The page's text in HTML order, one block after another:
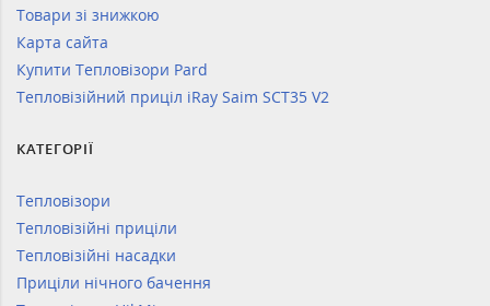
Товари зі знижкою
Карта сайта
Купити Тепловізори Pard
Тепловізійний приціл iRay Saim SCT35 V2
КАТЕГОРІЇ
Тепловізори
Тепловізійні приціли
Тепловізійні насадки
Приціли нічного бачення